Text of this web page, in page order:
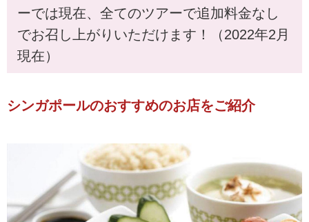
ーでは現在、全てのツアーで追加料金なし
でお召し上がりいただけます！（2022年2月
現在）
シンガポールのおすすめのお店をご紹介